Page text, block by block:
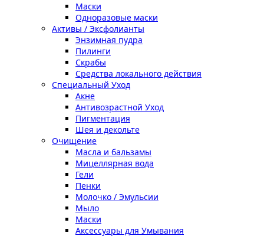
Маски
Одноразовые маски
Активы / Эксфолианты
Энзимная пудра
Пилинги
Скрабы
Средства локального действия
Специальный Уход
Акне
Антивозрастной Уход
Пигментация
Шея и декольте
Очищение
Масла и бальзамы
Мицеллярная вода
Гели
Пенки
Молочко / Эмульсии
Мыло
Маски
Аксессуары для Умывания